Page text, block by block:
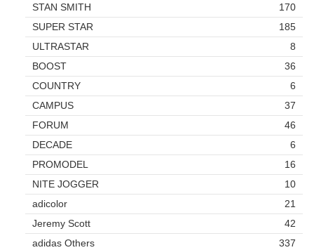
STAN SMITH
170
SUPER STAR
185
ULTRASTAR
8
BOOST
36
COUNTRY
6
CAMPUS
37
FORUM
46
DECADE
6
PROMODEL
16
NITE JOGGER
10
adicolor
21
Jeremy Scott
42
adidas Others
337